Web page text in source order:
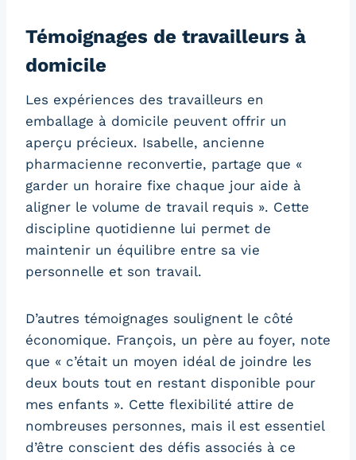
Témoignages de travailleurs à
domicile
Les expériences des travailleurs en
emballage à domicile peuvent offrir un
aperçu précieux. Isabelle, ancienne
pharmacienne reconvertie, partage que «
garder un horaire fixe chaque jour aide à
aligner le volume de travail requis ». Cette
discipline quotidienne lui permet de
maintenir un équilibre entre sa vie
personnelle et son travail.
D’autres témoignages soulignent le côté
économique. François, un père au foyer, note
que « c’était un moyen idéal de joindre les
deux bouts tout en restant disponible pour
mes enfants ». Cette flexibilité attire de
nombreuses personnes, mais il est essentiel
d’être conscient des défis associés à ce